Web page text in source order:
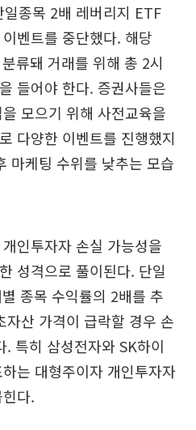
종목 2배 레버리지 ETF
벤트를 중단했다. 해당
류돼 거래를 위해 총 2시
들어야 한다. 증권사들은
모으기 위해 사전교육을
다양한 이벤트를 진행했지
마케팅 수위를 낮추는 모습
인투자자 손실 가능성을
성격으로 풀이된다. 단일
종목 수익률의 2배를 추
자산 가격이 급락할 경우 손
특히 삼성전자와 SK하이
는 대형주이자 개인투자자
다.